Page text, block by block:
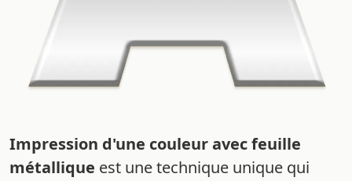
Impression d'une couleur avec feuille
métallique est une technique unique qui